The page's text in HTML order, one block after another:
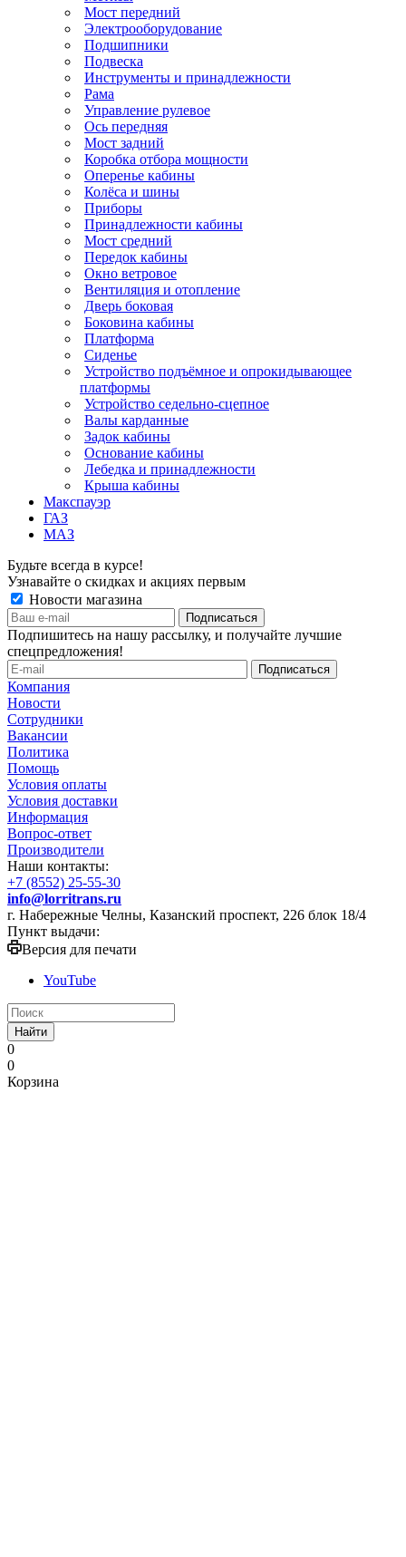
Мост передний
Электрооборудование
Подшипники
Подвеска
Инструменты и принадлежности
Рама
Управление рулевое
Ось передняя
Мост задний
Коробка отбора мощности
Оперенье кабины
Колёса и шины
Приборы
Принадлежности кабины
Мост средний
Передок кабины
Окно ветровое
Вентиляция и отопление
Дверь боковая
Боковина кабины
Платформа
Сиденье
Устройство подъёмное и опрокидывающее
платформы
Устройство седельно-сцепное
Валы карданные
Задок кабины
Основание кабины
Лебедка и принадлежности
Крыша кабины
Макспауэр
ГАЗ
МАЗ
Будьте всегда в курсе!
Узнавайте о скидках и акциях первым
Новости магазина
Подпишитесь на нашу рассылку, и получайте лучшие
спецпредложения!
Компания
Новости
Сотрудники
Вакансии
Политика
Помощь
Условия оплаты
Условия доставки
Информация
Вопрос-ответ
Производители
Наши контакты:
+7 (8552) 25-55-30
info@lorritrans.ru
г. Набережные Челны, Казанский проспект, 226 блок 18/4
Пункт выдачи:
Версия для печати
YouTube
Найти
0
0
Корзина